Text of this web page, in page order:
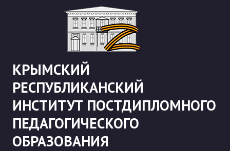
КРЫМСКИЙ
РЕСПУБЛИКАНСКИЙ
ИНСТИТУТ ПОСТДИПЛОМНОГО
ПЕДАГОГИЧЕСКОГО
ОБРАЗОВАНИЯ